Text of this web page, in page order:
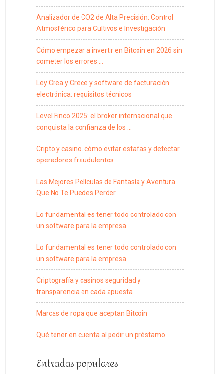
Analizador de CO2 de Alta Precisión: Control
Atmosférico para Cultivos e Investigación
Cómo empezar a invertir en Bitcoin en 2026 sin
cometer los errores …
Ley Crea y Crece y software de facturación
electrónica: requisitos técnicos
Level Finco 2025: el broker internacional que
conquista la confianza de los …
Cripto y casino, cómo evitar estafas y detectar
operadores fraudulentos
Las Mejores Películas de Fantasía y Aventura
Que No Te Puedes Perder
Lo fundamental es tener todo controlado con
un software para la empresa
Lo fundamental es tener todo controlado con
un software para la empresa
Criptografía y casinos seguridad y
transparencia en cada apuesta
Marcas de ropa que aceptan Bitcoin
Qué tener en cuenta al pedir un préstamo
Entradas populares